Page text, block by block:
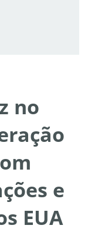
no
e
EUA